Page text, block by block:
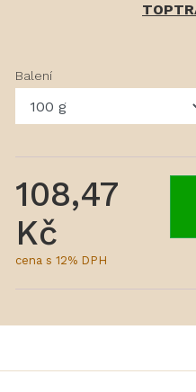
Balení
108,47
Kč
cena s 12% DPH